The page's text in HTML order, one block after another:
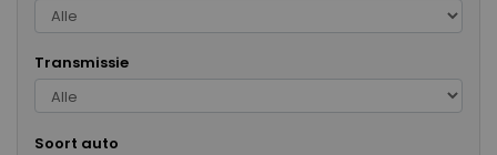
Transmissie
Soort auto